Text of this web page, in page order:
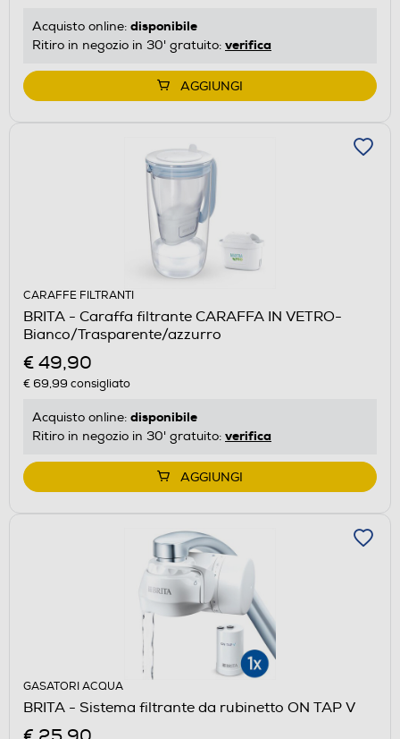
Acquisto online: disponibile
Ritiro in negozio in 30' gratuito: verifica
AGGIUNGI
CARAFFE FILTRANTI
BRITA - Caraffa filtrante CARAFFA IN VETRO-
Bianco/Trasparente/azzurro
€ 49,90
€ 69,99 consigliato
Acquisto online: disponibile
Ritiro in negozio in 30' gratuito: verifica
AGGIUNGI
GASATORI ACQUA
BRITA - Sistema filtrante da rubinetto ON TAP V